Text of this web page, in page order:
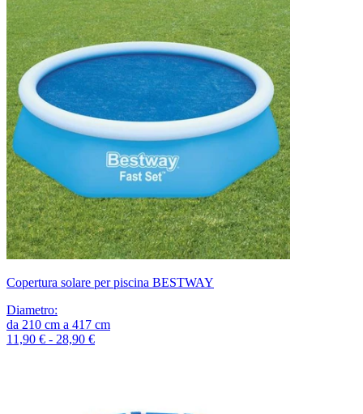
Copertura solare per piscina BESTWAY
Diametro:
da 210 cm a 417 cm
11,90 € - 28,90 €